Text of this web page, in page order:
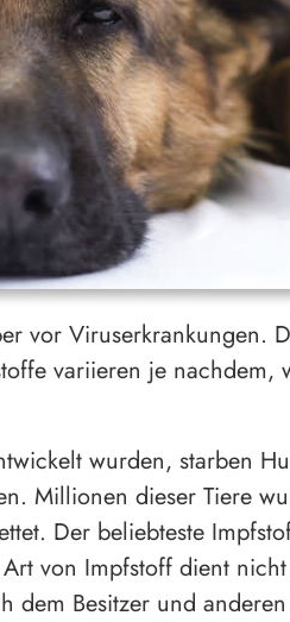
vor Viruserkrankungen.
variieren je nachdem,
wurden, starben
Millionen dieser Tiere
Der beliebteste
von Impfstoff dient
dem Besitzer und